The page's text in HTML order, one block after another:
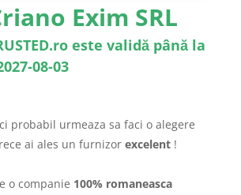
Exim SRL
este validă până la
08-03
probabil urmeaza sa faci o alegere
ai ales un furnizor excelent!
o companie 100% romaneasca